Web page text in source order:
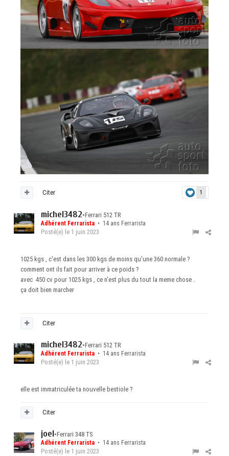
1
Citer
michel3482•Ferrari 512 TR
Adhérent Ferrarista • 14 ans Ferrarista
Posté(e) le 1 juin 2023
1025 kgs , c'est dans les 300 kgs de moins qu'une 360 normale ?
comment ont ils fait pour arriver à ce poids ?
avec 450 cv pour 1025 kgs , ce n'est plus du tout la meme chose .
ça doit bien marcher
Citer
michel3482•Ferrari 512 TR
Adhérent Ferrarista • 14 ans Ferrarista
Posté(e) le 1 juin 2023
elle est immatriculée ta nouvelle bestiole ?
Citer
joel•Ferrari 348 TS
Adhérent Ferrarista • 14 ans Ferrarista
Posté(e) le 1 juin 2023